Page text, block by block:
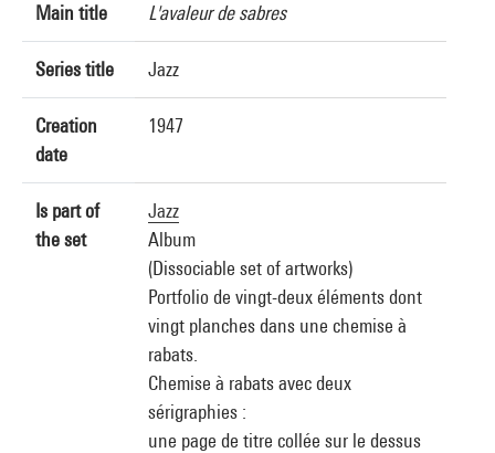
Main title L'avaleur de sabres
Series title Jazz
Creation
date
1947
Is part of
the set
Jazz
Album
(Dissociable set of artworks)
Portfolio de vingt-deux éléments dont
vingt planches dans une chemise à
rabats.
Chemise à rabats avec deux
sérigraphies :
une page de titre collée sur le dessus